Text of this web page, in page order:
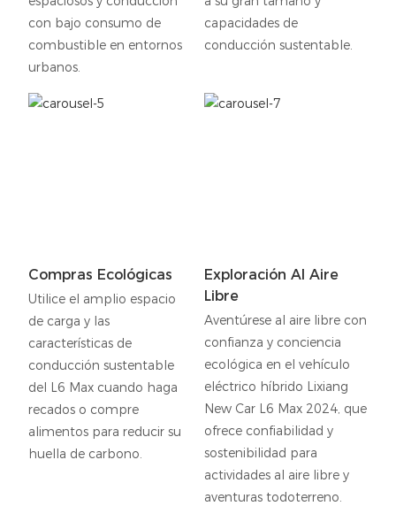
con bajo consumo de
combustible en entornos
urbanos.
capacidades de
conducción sustentable.
Compras Ecológicas
Utilice el amplio espacio
de carga y las
características de
conducción sustentable
del L6 Max cuando haga
recados o compre
alimentos para reducir su
huella de carbono.
Exploración Al Aire
Libre
Aventúrese al aire libre con
confianza y conciencia
ecológica en el vehículo
eléctrico híbrido Lixiang
New Car L6 Max 2024, que
ofrece confiabilidad y
sostenibilidad para
actividades al aire libre y
aventuras todoterreno.